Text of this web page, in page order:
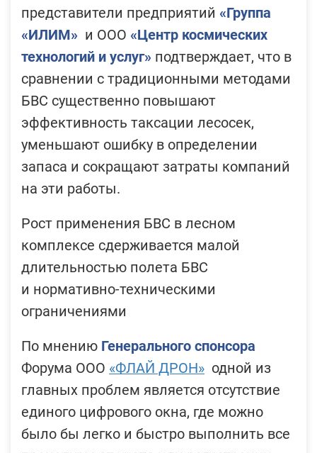
представители предприятий «Группа
«ИЛИМ» и ООО «Центр космических
технологий и услуг» подтверждает, что в
сравнении с традиционными методами
БВС существенно повышают
эффективность таксации лесосек,
уменьшают ошибку в определении
запаса и сокращают затраты компаний
на эти работы.
Рост применения БВС в лесном
комплексе сдерживается малой
длительностью полета БВС
и нормативно-техническими
ограничениями
По мнению Генерального спонсора
Форума ООО «ФЛАЙ ДРОН» одной из
главных проблем является отсутствие
единого цифрового окна, где можно
было бы легко и быстро выполнить все